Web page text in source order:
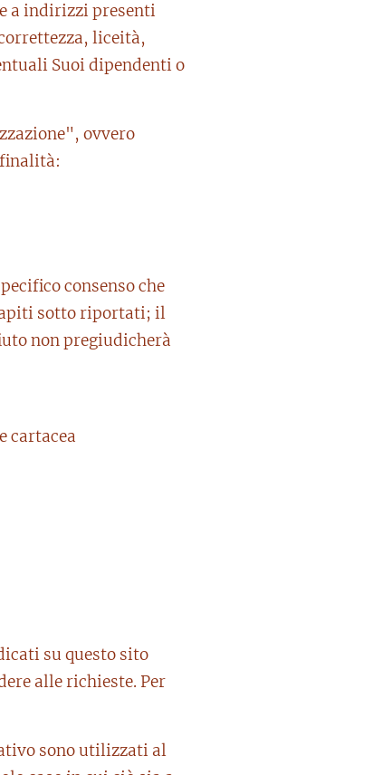
a indirizzi presenti
liceità,
Suoi dipendenti o
ovvero
consenso che
sotto riportati; il
non pregiudicherà
cartacea
su questo sito
alle richieste. Per
sono utilizzati al